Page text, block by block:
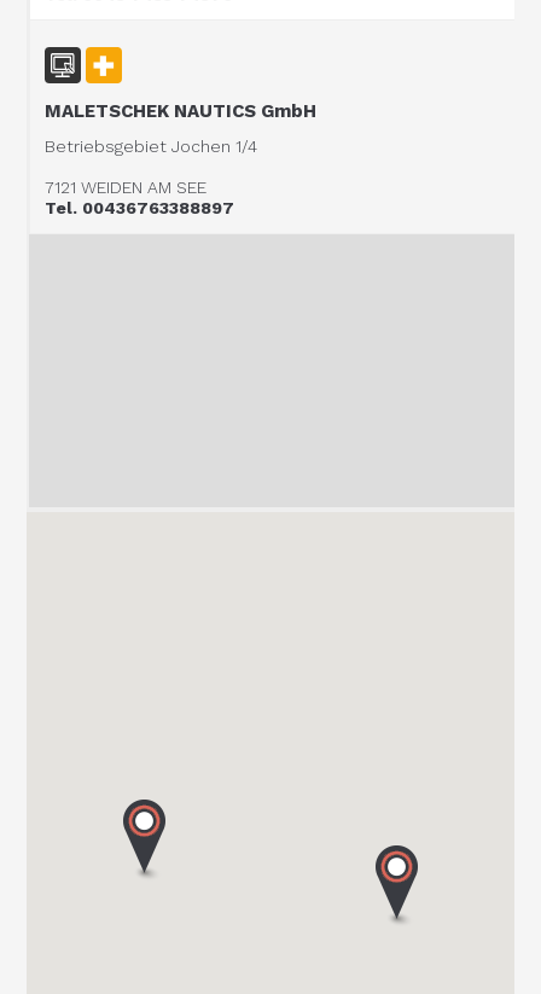
MALETSCHEK NAUTICS GmbH
Betriebsgebiet Jochen 1/4
7121 WEIDEN AM SEE
Tel. 00436763388897